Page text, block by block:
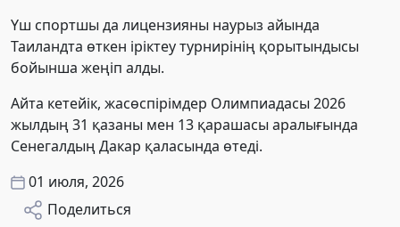
Үш спортшы да лицензияны наурыз айында
Таиландта өткен іріктеу турнирінің қорытындысы
бойынша жеңіп алды.
Айта кетейік, жасөспірімдер Олимпиадасы 2026
жылдың 31 қазаны мен 13 қарашасы аралығында
Сенегалдың Дакар қаласында өтеді.
01 июля, 2026
Поделиться